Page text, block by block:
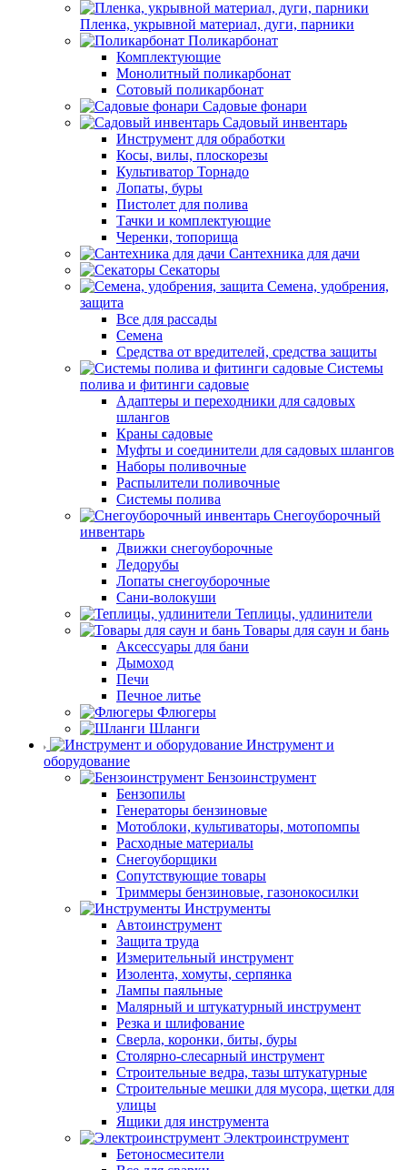
Пленка, укрывной материал, дуги, парники
Поликарбонат
Комплектующие
Монолитный поликарбонат
Сотовый поликарбонат
Садовые фонари
Садовый инвентарь
Инструмент для обработки
Косы, вилы, плоскорезы
Культиватор Торнадо
Лопаты, буры
Пистолет для полива
Тачки и комплектующие
Черенки, топорища
Сантехника для дачи
Секаторы
Семена, удобрения,
защита
Все для рассады
Семена
Средства от вредителей, средства защиты
Системы
полива и фитинги садовые
Адаптеры и переходники для садовых
шлангов
Краны садовые
Муфты и соединители для садовых шлангов
Наборы поливочные
Распылители поливочные
Системы полива
Снегоуборочный
инвентарь
Движки снегоуборочные
Ледорубы
Лопаты снегоуборочные
Сани-волокуши
Теплицы, удлинители
Товары для саун и бань
Аксессуары для бани
Дымоход
Печи
Печное литье
Флюгеры
Шланги
Инструмент и
оборудование
Бензоинструмент
Бензопилы
Генераторы бензиновые
Мотоблоки, культиваторы, мотопомпы
Расходные материалы
Снегоуборщики
Сопутствующие товары
Триммеры бензиновые, газонокосилки
Инструменты
Автоинструмент
Защита труда
Измерительный инструмент
Изолента, хомуты, серпянка
Лампы паяльные
Малярный и штукатурный инструмент
Резка и шлифование
Сверла, коронки, биты, буры
Столярно-слесарный инструмент
Строительные ведра, тазы штукатурные
Строительные мешки для мусора, щетки для
улицы
Ящики для инструмента
Электроинструмент
Бетоносмесители